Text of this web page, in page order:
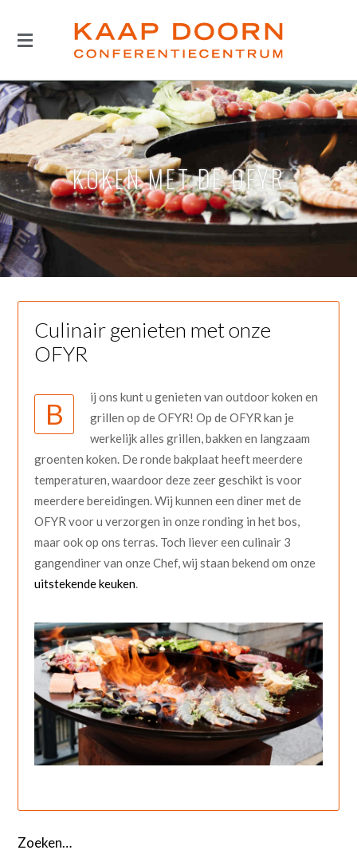
KOKEN MET DE OFYR
Culinair genieten met onze
OFYR
B
ij ons kunt u genieten van outdoor koken en
grillen op de OFYR! Op de OFYR kan je
werkelijk alles grillen, bakken en langzaam
groenten koken. De ronde bakplaat heeft meerdere
temperaturen, waardoor deze zeer geschikt is voor
meerdere bereidingen. Wij kunnen een diner met de
OFYR voor u verzorgen in onze ronding in het bos,
maar ook op ons terras. Toch liever een culinair 3
gangendiner van onze Chef, wij staan bekend om onze
uitstekende keuken.
Zoeken…